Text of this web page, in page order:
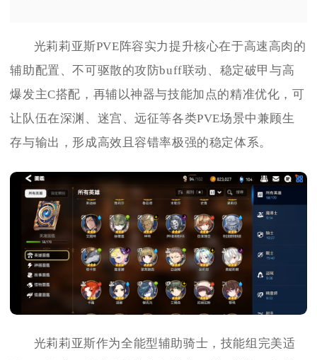
光莉莉亚斯PVE阵容实力提升核心在于高速高肉的
辅助配置、不可驱散的攻防buff联动、稳定破甲与高
爆发主C搭配，再辅以神器与技能加点的精准优化，可
让队伍在深渊、迷宫、远征等各类PVE场景中兼顾生
存与输出，形成高效且容错率极强的稳定体系。
光莉莉亚斯作为全能型辅助骑士，技能组完美适